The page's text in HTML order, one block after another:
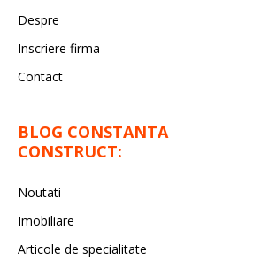
Despre
Inscriere firma
Contact
BLOG CONSTANTA
CONSTRUCT:
Noutati
Imobiliare
Articole de specialitate